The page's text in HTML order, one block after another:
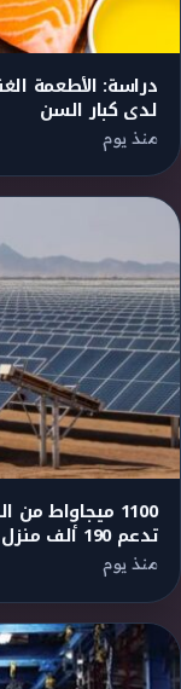
دراسة: الأطعمة
لدى كبار السن
منذ يوم
تدعم 190 ألف منزل سنويًا
منذ يوم